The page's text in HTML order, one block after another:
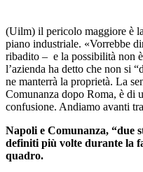
(Uilm) il pericolo maggiore è
piano industriale. «Vorrebbe
ribadito – e la possibilità non
l’azienda ha detto che non si
ne manterrà la proprietà. La
Comunanza dopo Roma, è di
confusione. Andiamo avanti
Napoli e Comunanza, “due
definiti più volte durante la
quadro.